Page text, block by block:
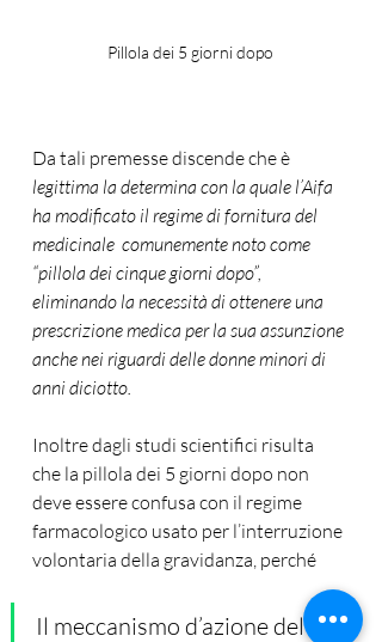
Pillola dei 5 giorni dopo
Da tali premesse discende che è
legittima la determina con la quale l’Aifa
ha modificato il regime di fornitura del
medicinale  comunemente noto come
“pillola dei cinque giorni dopo”,
eliminando la necessità di ottenere una
prescrizione medica per la sua assunzione
anche nei riguardi delle donne minori di
anni diciotto.
Inoltre dagli studi scientifici risulta
che la pillola dei 5 giorni dopo non
deve essere confusa con il regime
farmacologico usato per l’interruzione
volontaria della gravidanza, perché
Il meccanismo d’azione del